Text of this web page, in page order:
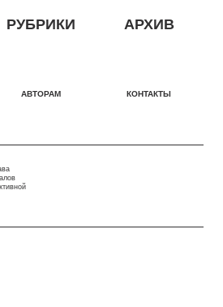
РУБРИКИ АРХИВ
АВТОРАМ КОНТАКТЫ